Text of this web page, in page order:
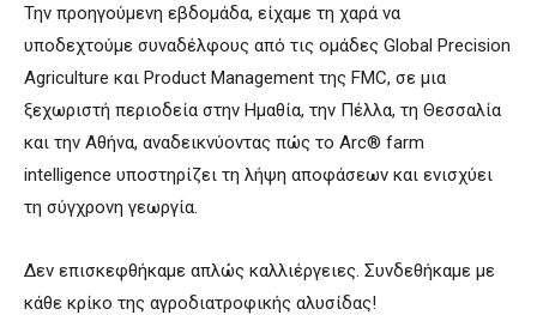
Την προηγούμενη εβδομάδα, είχαμε τη χαρά να
υποδεχτούμε συναδέλφους από τις ομάδες Global Precision
Agriculture και Product Management της FMC, σε μια
ξεχωριστή περιοδεία στην Ημαθία, την Πέλλα, τη Θεσσαλία
και την Αθήνα, αναδεικνύοντας πώς το Arc® farm
intelligence υποστηρίζει τη λήψη αποφάσεων και ενισχύει
τη σύγχρονη γεωργία.
Δεν επισκεφθήκαμε απλώς καλλιέργειες. Συνδεθήκαμε με
κάθε κρίκο της αγροδιατροφικής αλυσίδας!